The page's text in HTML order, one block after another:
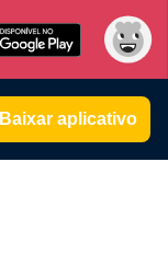
Baixar aplicativo